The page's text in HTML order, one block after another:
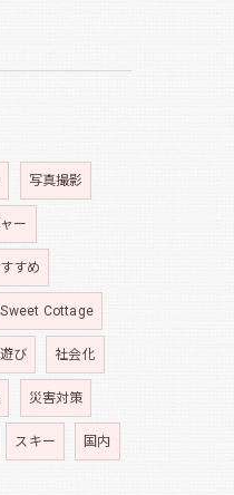
写真撮影
ー
すめ
Sweet Cottage
び 社会化
災害対策
スキー 国内